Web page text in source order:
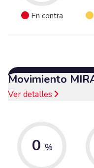
En contra
Movimiento
Ver detalles
0 %